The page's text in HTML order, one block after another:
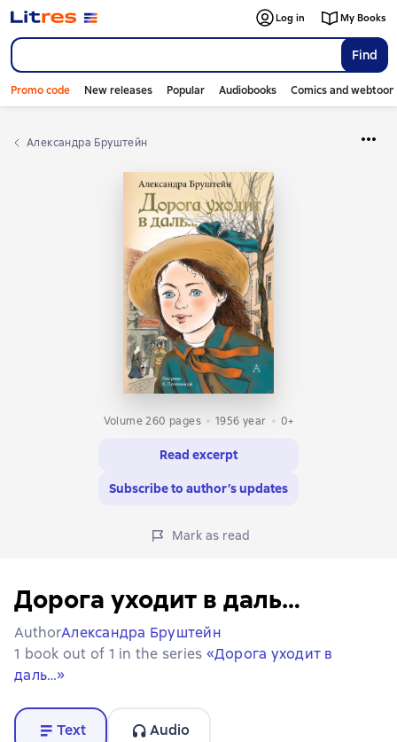
Find
Log in My Books
Promo code New releases Popular Audiobooks Comics and
Александра Бруштейн
Volume 260 pages 1956 year 0+
Read excerpt
Subscribe to author’s updates
Mark as read
Дорога уходит в даль…
AuthorАлександра Бруштейн
1 book out of 1 in the series «Дорога уходит в
даль…»
Text Audio